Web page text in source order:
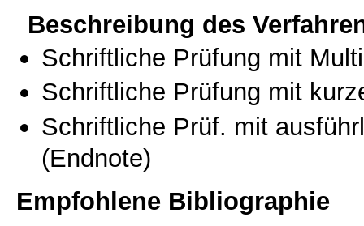
Beschreibung des
Schriftliche Prüfung mit
Schriftliche Prüfung mit
Schriftliche Prüf. mit
(Endnote)
Empfohlene Bibliographie